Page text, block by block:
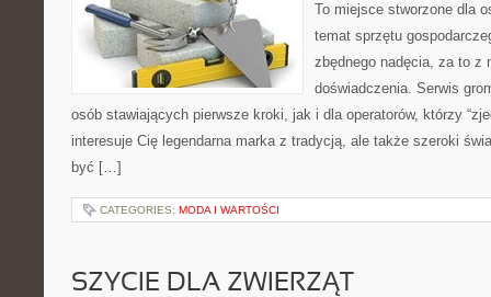
To miejsce stworzone dla
temat sprzętu
zbędnego nadęcia, za to z
doświadczenia. Serwis
osób stawiających pierwsze kroki, jak i dla operatorów, którzy
interesuje Cię legendarna marka z tradycją, ale także szeroki
być […]
CATEGORIES: MODA I WARTOŚCI
SZYCIE DLA ZWIERZĄT